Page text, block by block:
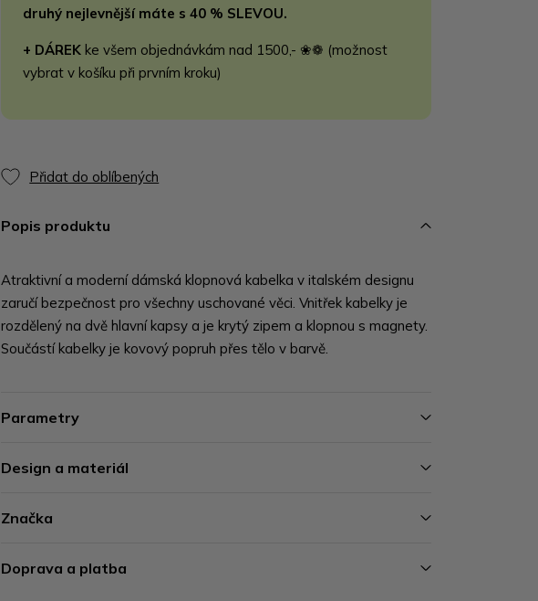
druhý nejlevnější máte s 40 % SLEVOU.
+ DÁREK ke všem objednávkám nad 1500,- ❀❁ (možnost
vybrat v košíku při prvním kroku)
Přidat do oblíbených
Popis produktu
Atraktivní a moderní dámská klopnová kabelka v italském designu
zaručí bezpečnost pro všechny uschované věci. Vnitřek kabelky je
rozdělený na dvě hlavní kapsy a je krytý zipem a klopnou s magnety.
Součástí kabelky je kovový popruh přes tělo v barvě.
Parametry
Design a materiál
Značka
Doprava a platba